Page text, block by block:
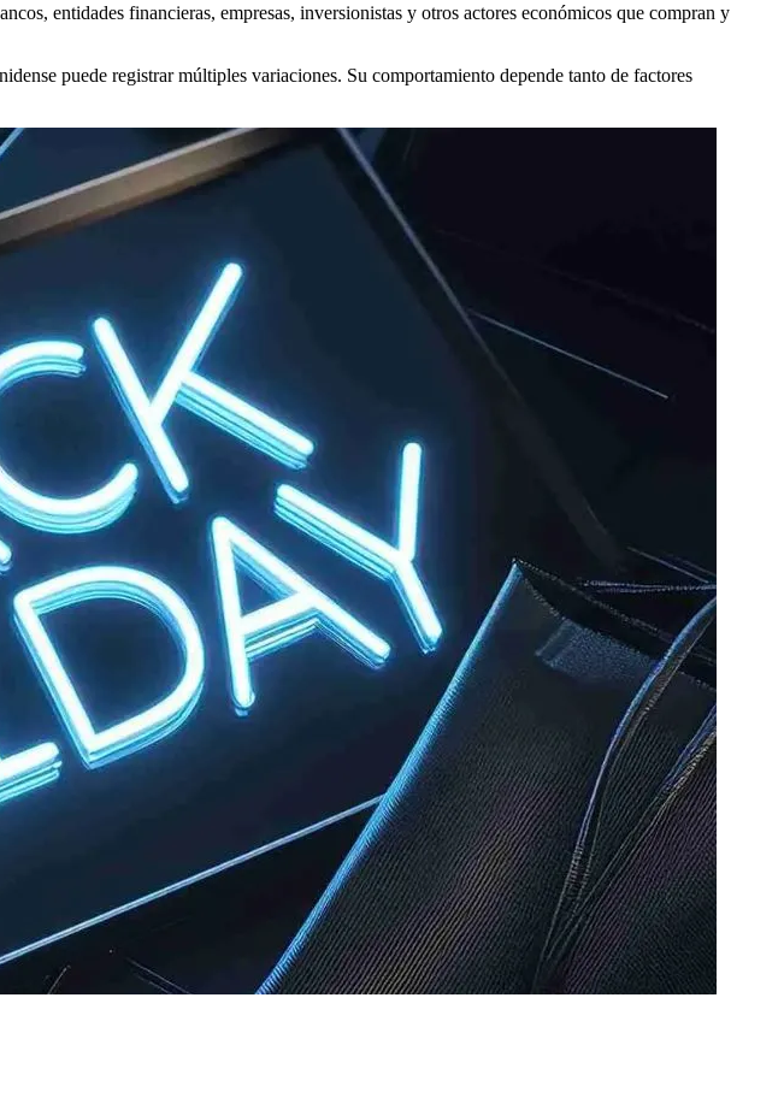
entidades financieras, empresas, inversionistas y otros actores económicos que compran y
puede registrar múltiples variaciones. Su comportamiento depende tanto de factores